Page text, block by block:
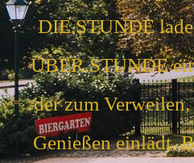
DIE.STUNDE
ÜBER.STUNDE
der zum
Genießen einlädt.